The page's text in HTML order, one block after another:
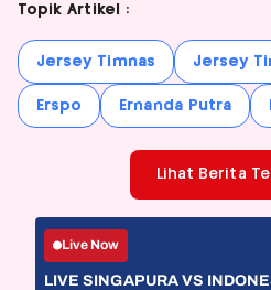
Topik Artikel :
Jersey Timnas Jersey
Erspo Ernanda Putra
Lihat Berita
Live Now
LIVE SINGAPURA VS